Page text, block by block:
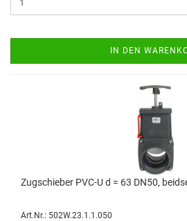
IN DEN
Zug­schie­ber PVC-U d = 63 DN50,
Art.Nr.: 502W.23.1.1.050